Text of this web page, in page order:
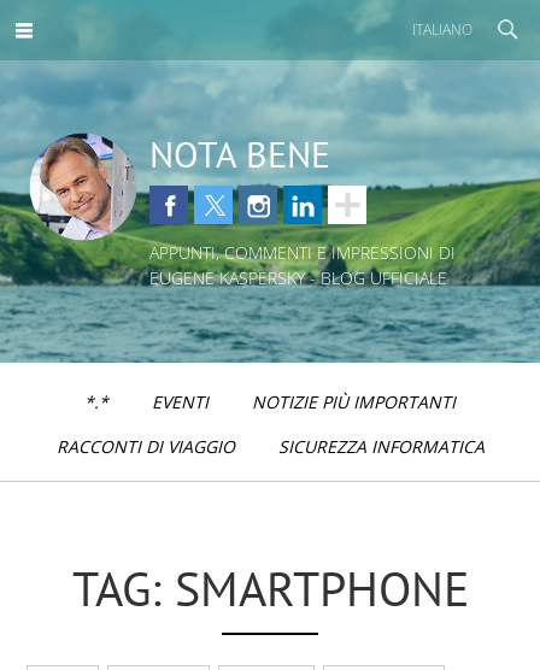
ITALIANO
NOTA BENE
APPUNTI, COMMENTI E IMPRESSIONI DI
EUGENE KASPERSKY - BLOG UFFICIALE
*.* EVENTI
NOTIZIE PIÙ IMPORTANTI
RACCONTI DI VIAGGIO
SICUREZZA INFORMATICA
TAG: SMARTPHONE